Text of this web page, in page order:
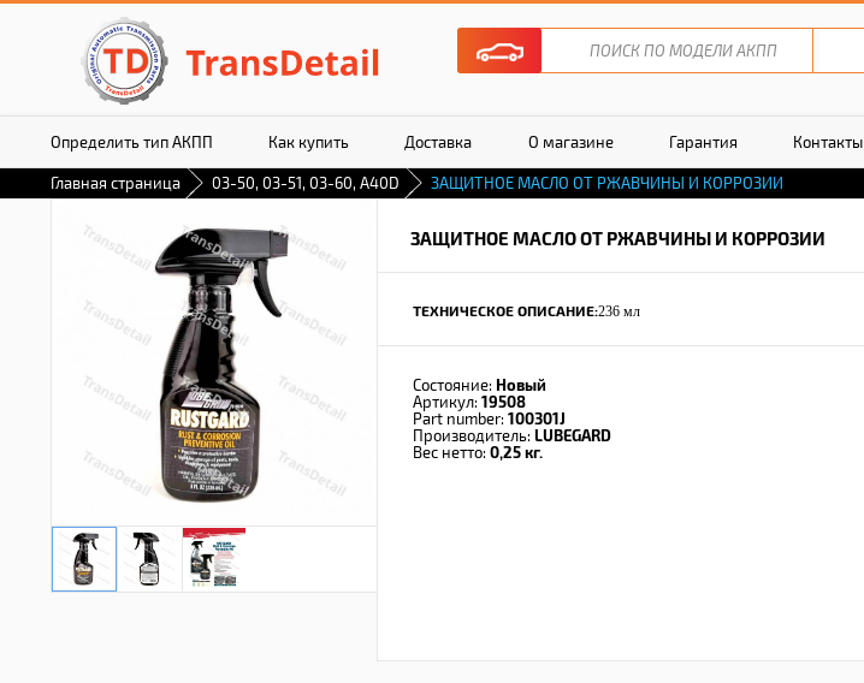
Определить тип АКПП Как купить Доставка О магазине Гарантия Контакты
Главная страница 03-50, 03-51, 03-60, A40D ЗАЩИТНОЕ МАСЛО ОТ РЖАВЧИНЫ И КОРРОЗИИ
ЗАЩИТНОЕ МАСЛО ОТ РЖАВЧИНЫ И КОРРОЗИИ
ТЕХНИЧЕСКОЕ ОПИСАНИЕ:236 мл
Состояние: Новый
Артикул: 19508
Part number: 100301J
Производитель: LUBEGARD
Вес нетто: 0,25 кг.